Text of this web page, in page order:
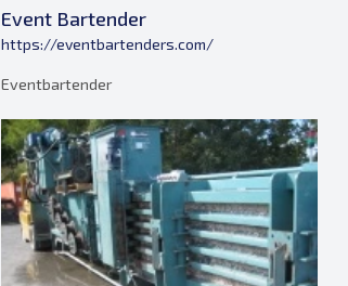
Event Bartender
https://eventbartenders.com/
Eventbartender